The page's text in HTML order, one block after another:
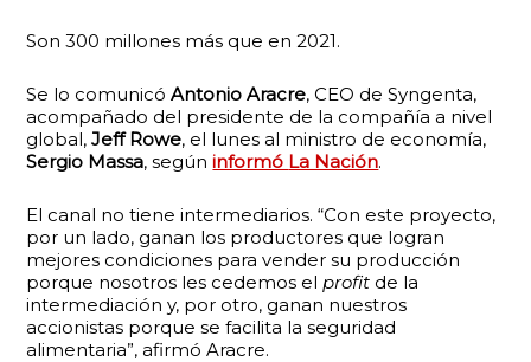
Son 300 millones más que en 2021.
Se lo comunicóAntonio Aracre, CEO de Syngenta,
acompañado del presidente de la compañía a nivel
global,Jeff Rowe, el lunes al ministro de economía,
Sergio Massa, segúninformó La Nación.
El canal no tiene intermediarios. “Con este proyecto,
por un lado, ganan los productores que logran
mejores condiciones para vender su producción
porque nosotros les cedemos elprofit de la
intermediación y, por otro, ganan nuestros
accionistas porque se facilita la seguridad
alimentaria”, afirmó Aracre.